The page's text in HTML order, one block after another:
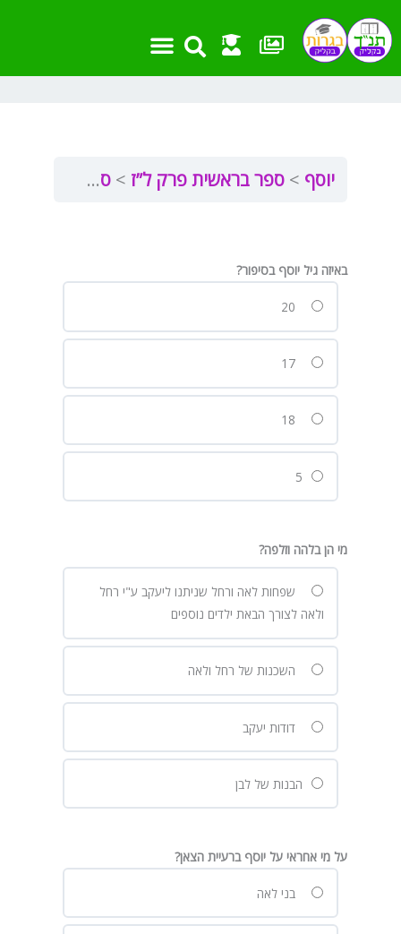
לתוכן
יוסף ספר בראשית פרק ל”ז ספר בראשית (יוסף) פרק ל”ז
באיזה גיל יוסף בסיפור?
17
מי הן בלהה וזלפה?
שפחות לאה ורחל שניתנו ליעקב ע"י רחל
ולאה לצורך הבאת ילדים נוספים
השכנות של רחל ולאה
דודות יעקב
הבנות של לבן
על מי אחראי על יוסף ברעיית הצאן?
בני לאה